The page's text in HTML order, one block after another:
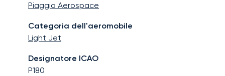
Piaggio Aerospace
Categoria dell'aeromobile
Light Jet
Designatore ICAO
P180